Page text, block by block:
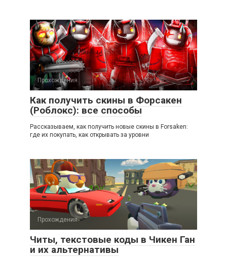
Прохождения
Как получить скины в Форсакен
(Роблокс): все способы
Рассказываем, как получить новые скины в Forsaken:
где их покупать, как открывать за уровни
Прохождения
Читы, текстовые коды в Чикен Ган
и их альтернативы